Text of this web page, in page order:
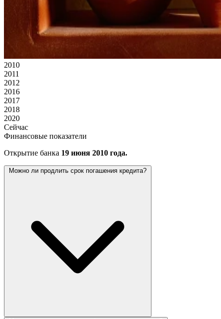
2010
2011
2012
2016
2017
2018
2020
Сейчас
Финансовые показатели
Открытие банка 19 июня 2010 года.
Можно ли продлить срок погашения кредита?